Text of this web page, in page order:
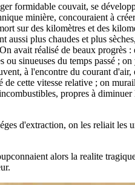
formidable couvait, se
minière, concouraient à
sur des kilomètres et des
aussi plus chaudes et plus
avait réalisé de beaux
ou sinueuses du temps passé ;
à l'encontre du courant
cette vitesse relative ; on
propres à
d'extraction, on les reliait
alors la realite